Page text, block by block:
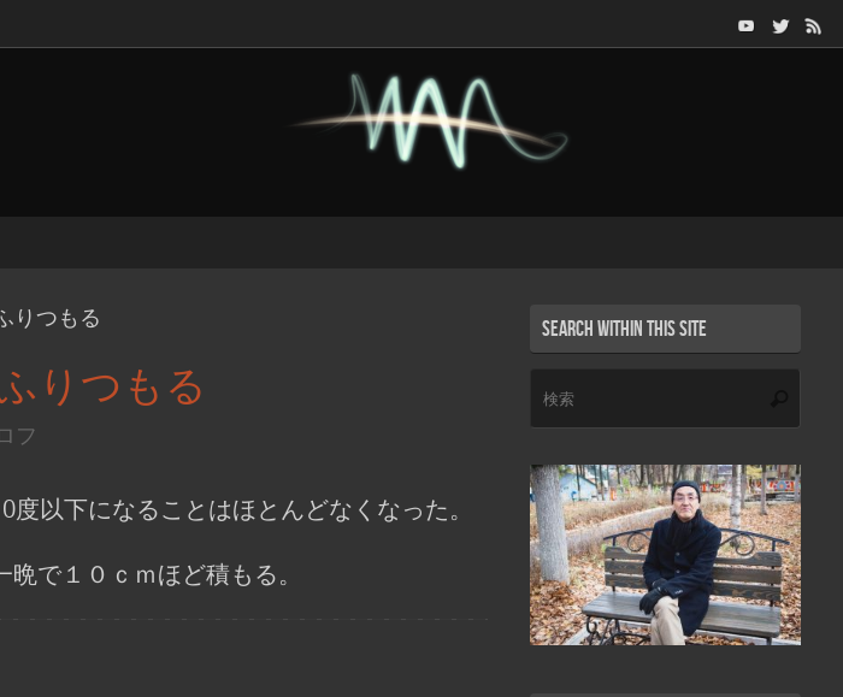
りつもる
りつもる
フ
以下になることはほとんどなくなった。
で１０ｃｍほど積もる。
Search within this site
索